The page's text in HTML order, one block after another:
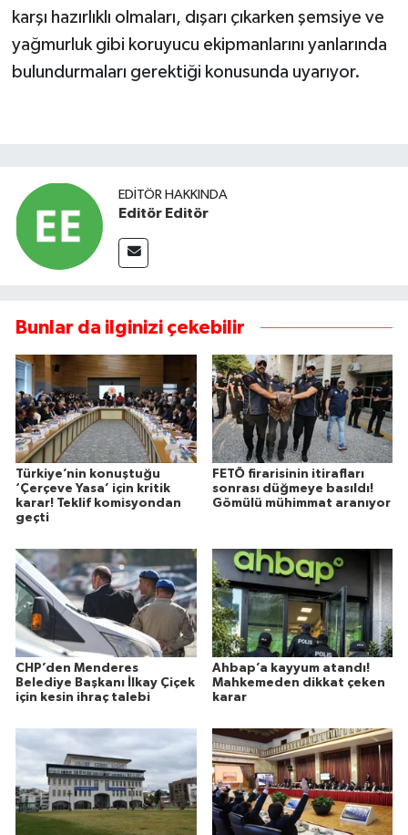
karşı hazırlıklı olmaları, dışarı çıkarken şemsiye ve
yağmurluk gibi koruyucu ekipmanlarını yanlarında
bulundurmaları gerektiği konusunda uyarıyor.
EDITÖR HAKKINDA
Editör Editör
Bunlar da ilginizi çekebilir
Türkiye’nin konuştuğu
‘Çerçeve Yasa’ için kritik
karar! Teklif komisyondan
geçti
FETÖ firarisinin itirafları
sonrası düğmeye basıldı!
Gömülü mühimmat aranıyor
CHP’den Menderes
Belediye Başkanı İlkay Çiçek
için kesin ihraç talebi
Ahbap’a kayyum atandı!
Mahkemeden dikkat çeken
karar